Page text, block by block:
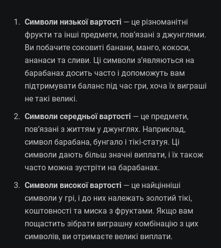
Символи низької вартості — це різноманітні
фрукти та інші предмети, пов’язані з джунглями.
Ви побачите соковиті банани, манго, кокоси,
ананаси та сливи. Ці символи з’являються на
барабанах досить часто і допоможуть вам
підтримувати баланс під час гри, хоча їх виграші
не такі великі.
Символи середньої вартості — це предмети,
пов’язані з життям у джунглях. Наприклад,
символ барабана, бунгало і тікі-статуя. Ці
символи дають більш значні виплати, і їх також
часто можна зустріти на барабанах.
Символи високої вартості — це найцінніші
символи у грі, і до них належать золотий тікі,
коштовності та миска з фруктами. Якщо вам
пощастить зібрати виграшну комбінацію з цих
символів, ви отримаєте великі виплати.